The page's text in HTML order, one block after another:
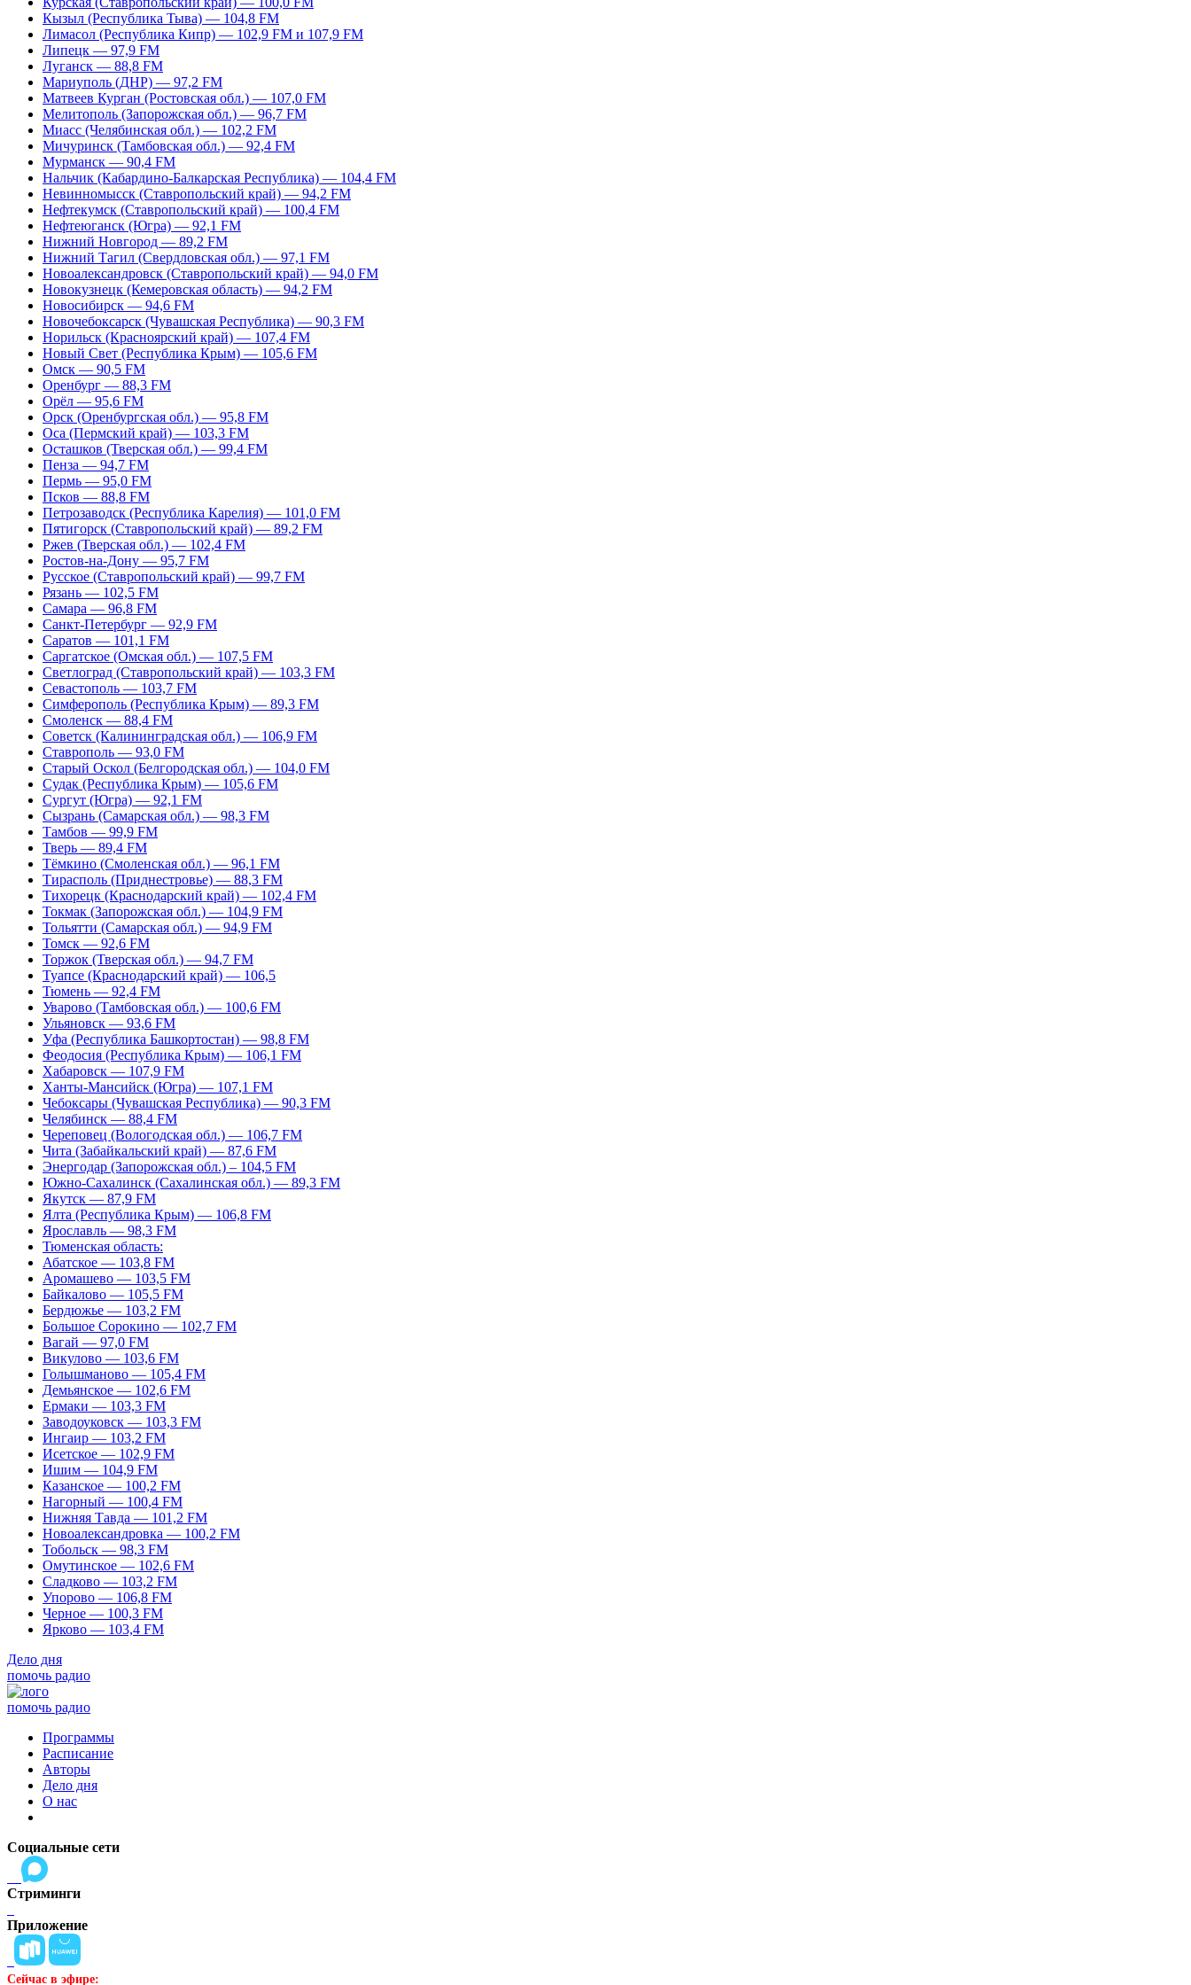
Кызыл (Республика Тыва) — 104,8 FM
Лимасол (Республика Кипр) — 102,9 FM и 107,9 FM
Липецк — 97,9 FM
Луганск — 88,8 FM
Мариуполь (ДНР) — 97,2 FM
Матвеев Курган (Ростовская обл.) — 107,0 FM
Мелитополь (Запорожская обл.) — 96,7 FM
Миасс (Челябинская обл.) — 102,2 FM
Мичуринск (Тамбовская обл.) — 92,4 FM
Мурманск — 90,4 FM
Нальчик (Кабардино-Балкарская Республика) — 104,4 FM
Невинномысск (Ставропольский край) — 94,2 FM
Нефтекумск (Ставропольский край) — 100,4 FM
Нефтеюганск (Югра) — 92,1 FM
Нижний Новгород — 89,2 FM
Нижний Тагил (Свердловская обл.) — 97,1 FM
Новоалександровск (Ставропольский край) — 94,0 FM
Новокузнецк (Кемеровская область) — 94,2 FM
Новосибирск — 94,6 FM
Новочебоксарск (Чувашская Республика) — 90,3 FM
Норильск (Красноярский край) — 107,4 FM
Новый Свет (Республика Крым) — 105,6 FM
Омск — 90,5 FM
Оренбург — 88,3 FM
Орёл — 95,6 FM
Орск (Оренбургская обл.) — 95,8 FM
Оса (Пермский край) — 103,3 FM
Осташков (Тверская обл.) — 99,4 FM
Пенза — 94,7 FM
Пермь — 95,0 FM
Псков — 88,8 FM
Петрозаводск (Республика Карелия) — 101,0 FM
Пятигорск (Ставропольский край) — 89,2 FM
Ржев (Тверская обл.) — 102,4 FM
Ростов-на-Дону — 95,7 FM
Русское (Ставропольский край) — 99,7 FM
Рязань — 102,5 FM
Самара — 96,8 FM
Санкт-Петербург — 92,9 FM
Саратов — 101,1 FM
Саргатское (Омская обл.) — 107,5 FM
Светлоград (Ставропольский край) — 103,3 FM
Севастополь — 103,7 FM
Симферополь (Республика Крым) — 89,3 FM
Смоленск — 88,4 FM
Советск (Калининградская обл.) — 106,9 FM
Ставрополь — 93,0 FM
Старый Оскол (Белгородская обл.) — 104,0 FM
Судак (Республика Крым) — 105,6 FM
Сургут (Югра) — 92,1 FM
Сызрань (Самарская обл.) — 98,3 FM
Тамбов — 99,9 FM
Тверь — 89,4 FM
Тёмкино (Смоленская обл.) — 96,1 FM
Тирасполь (Приднестровье) — 88,3 FM
Тихорецк (Краснодарский край) — 102,4 FM
Токмак (Запорожская обл.) — 104,9 FM
Тольятти (Самарская обл.) — 94,9 FM
Томск — 92,6 FM
Торжок (Тверская обл.) — 94,7 FM
Туапсе (Краснодарский край) — 106,5
Тюмень — 92,4 FM
Уварово (Тамбовская обл.) — 100,6 FM
Ульяновск — 93,6 FM
Уфа (Республика Башкортостан) — 98,8 FM
Феодосия (Республика Крым) — 106,1 FM
Хабаровск — 107,9 FM
Ханты-Мансийск (Югра) — 107,1 FM
Чебоксары (Чувашская Республика) — 90,3 FM
Челябинск — 88,4 FM
Череповец (Вологодская обл.) — 106,7 FM
Чита (Забайкальский край) — 87,6 FM
Энергодар (Запорожская обл.) – 104,5 FM
Южно-Сахалинск (Сахалинская обл.) — 89,3 FM
Якутск — 87,9 FM
Ялта (Республика Крым) — 106,8 FM
Ярославль — 98,3 FM
Тюменская область:
Абатское — 103,8 FM
Аромашево — 103,5 FM
Байкалово — 105,5 FM
Бердюжье — 103,2 FM
Большое Сорокино — 102,7 FM
Вагай — 97,0 FM
Викулово — 103,6 FM
Голышманово — 105,4 FM
Демьянское — 102,6 FM
Ермаки — 103,3 FM
Заводоуковск — 103,3 FM
Ингаир — 103,2 FM
Исетское — 102,9 FM
Ишим — 104,9 FM
Казанское — 100,2 FM
Нагорный — 100,4 FM
Нижняя Тавда — 101,2 FM
Новоалександровка — 100,2 FM
Тобольск — 98,3 FM
Омутинское — 102,6 FM
Сладково — 103,2 FM
Упорово — 106,8 FM
Черное — 100,3 FM
Ярково — 103,4 FM
Дело дня
помочь радио
помочь радио
Программы
Расписание
Авторы
Дело дня
О нас
Социальные сети
Стриминги
Приложение
Сейчас в эфире: